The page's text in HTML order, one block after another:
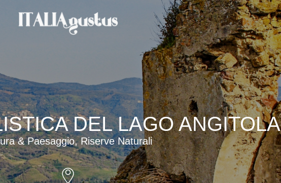
DEL LAGO ANGITOLA
& Paesaggio, Riserve Naturali